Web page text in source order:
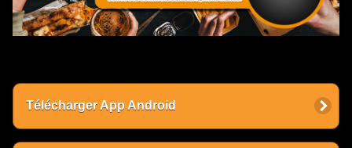
Télécharger App Android